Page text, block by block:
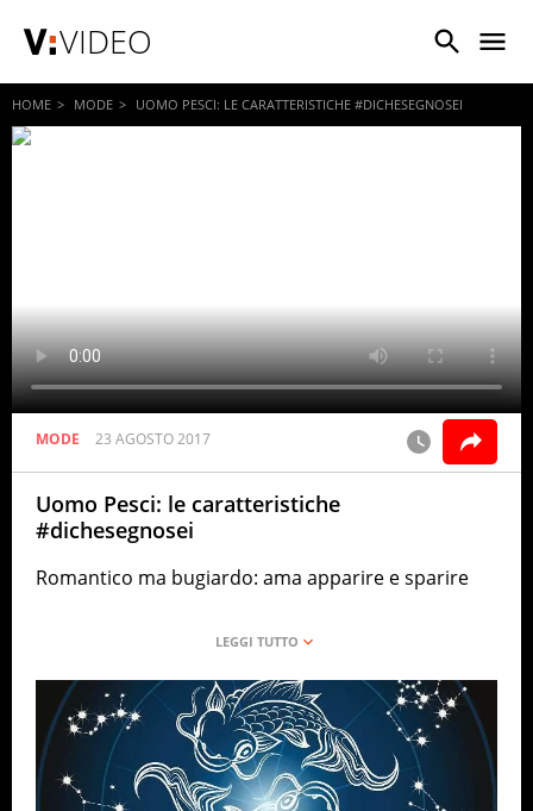
VIDEO
HOME MODE UOMO PESCI: LE CARATTERISTICHE #DICHESEGNOSEI
MODE 23 AGOSTO 2017
Uomo Pesci: le caratteristiche
#dichesegnosei
Romantico ma bugiardo: ama apparire e sparire